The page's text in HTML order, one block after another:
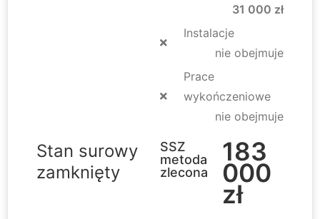
31 000 zł
Instalacje
nie obejmuje
Prace
wykończeniowe
nie obejmuje
Stan surowy
zamknięty
SSZ
metoda
zlecona
183
000
zł